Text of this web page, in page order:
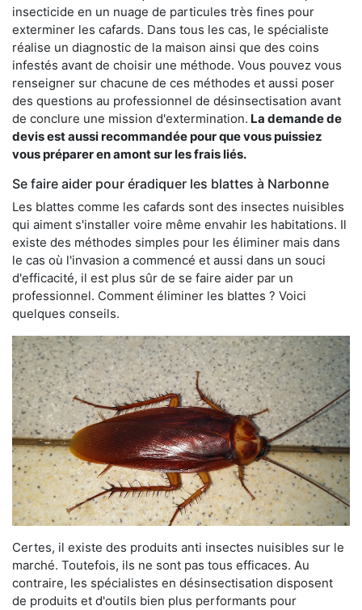
insecticide en un nuage de particules très fines pour
exterminer les cafards. Dans tous les cas, le spécialiste
réalise un diagnostic de la maison ainsi que des coins
infestés avant de choisir une méthode. Vous pouvez vous
renseigner sur chacune de ces méthodes et aussi poser
des questions au professionnel de désinsectisation avant
de conclure une mission d'extermination. La demande de
devis est aussi recommandée pour que vous puissiez
vous préparer en amont sur les frais liés.
Se faire aider pour éradiquer les blattes à Narbonne
Les blattes comme les cafards sont des insectes nuisibles
qui aiment s'installer voire même envahir les habitations. Il
existe des méthodes simples pour les éliminer mais dans
le cas où l'invasion a commencé et aussi dans un souci
d'efficacité, il est plus sûr de se faire aider par un
professionnel. Comment éliminer les blattes ? Voici
quelques conseils.
Certes, il existe des produits anti insectes nuisibles sur le
marché. Toutefois, ils ne sont pas tous efficaces. Au
contraire, les spécialistes en désinsectisation disposent
de produits et d'outils bien plus performants pour